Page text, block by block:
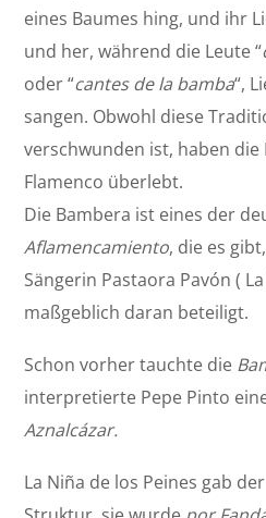
eines Baumes hing, und ihr
und her, während die Leute “
oder “cantes de la bamba“,
sangen. Obwohl diese
verschwunden ist, haben
Flamenco überlebt.
Die Bambera ist eines der
Aflamencamiento, die es
Sängerin Pastaora Pavón (
maßgeblich daran beteiligt.
Schon vorher tauchte die
interpretierte Pepe Pinto
Aznalcázar.
La Niña de los Peines gab der